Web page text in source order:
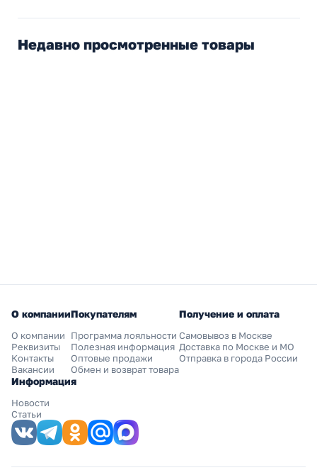
Недавно просмотренные товары
О компании
О компании
Реквизиты
Контакты
Вакансии
Покупателям
Программа лояльности
Полезная информация
Оптовые продажи
Обмен и возврат товара
Получение и оплата
Самовывоз в Москве
Доставка по Москве и МО
Отправка в города России
Информация
Новости
Статьи